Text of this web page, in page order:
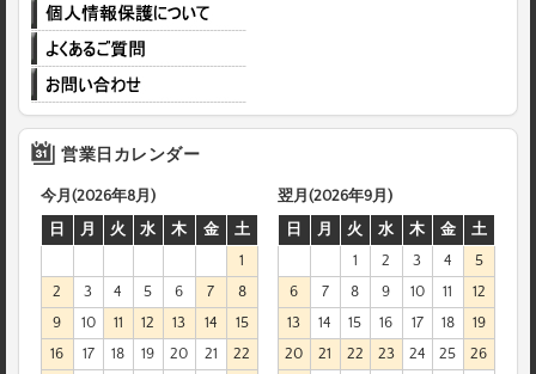
営業日カレンダー
今月(2026年8月)
日
月 火 水 木 金
土
1
2
3 4 5 6 7
8
9
10 11 12 13 14
15
16
17 18 19 20 21
22
翌月(2026年9月)
日
月 火 水 木 金
土
1
2 3 4
5
6
7 8 9 10 11
12
13
14 15 16 17 18
19
20
21 22 23 24 25
26